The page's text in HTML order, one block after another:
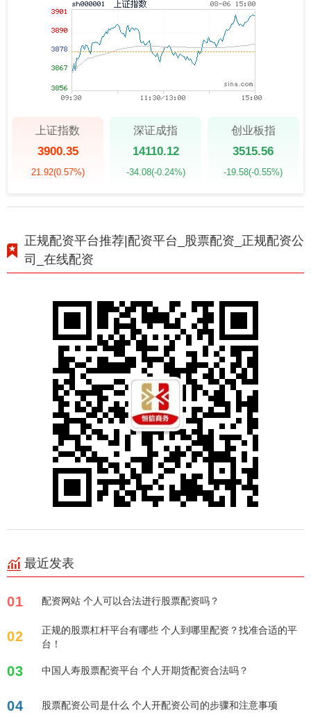
上证指数
3900.35
21.92(0.57%)
深证成指
14110.12
-34.08(-0.24%)
创业板指
3515.56
-19.58(-0.55%)
正规配资平台推荐|配资平台_股票配资_正规配资公
司_在线配资
最近发表
01 配资网站 个人可以合法进行股票配资吗？
02
正规的股票杠杆平台有哪些 个人到哪里配资？找准合适的平
台！
03 中国人寿股票配资平台 个人开期货配资合法吗？
04 股票配资公司是什么 个人开配资公司的步骤和注意事项